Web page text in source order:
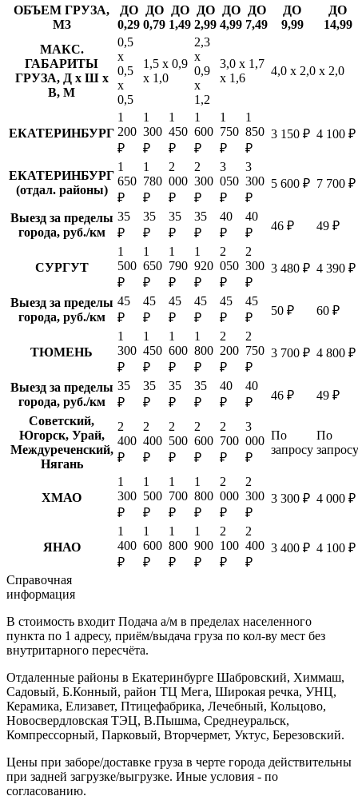
ОБЪЕМ ГРУЗА,
М3
ДО
0,29
ДО
0,79
ДО
1,49
ДО
2,99
ДО
4,99
ДО
7,49
ДО
9,99
ДО
14,99
МАКС.
ГАБАРИТЫ
ГРУЗА, Д х Ш х
В, М
0,5
х
0,5
х
0,5
1,5 х 0,9
х 1,0
2,3
х
0,9
х
1,2
3,0 х 1,7
х 1,6
4,0 х 2,0 х 2,0
ЕКАТЕРИНБУРГ
1
200
₽
1
300
₽
1
450
₽
1
600
₽
1
750
₽
1
850
₽
3 150 ₽ 4 100 ₽
ЕКАТЕРИНБУРГ
(отдал. районы)
1
650
₽
1
780
₽
2
000
₽
2
300
₽
3
050
₽
3
300
₽
5 600 ₽ 7 700 ₽
Выезд за пределы
города, руб./км
35
₽
35
₽
35
₽
35
₽
40
₽
40
₽
46 ₽ 49 ₽
СУРГУТ
1
500
₽
1
650
₽
1
790
₽
1
920
₽
2
050
₽
2
300
₽
3 480 ₽ 4 390 ₽
Выезд за пределы
города, руб./км
45
₽
45
₽
45
₽
45
₽
45
₽
45
₽
50 ₽ 60 ₽
ТЮМЕНЬ
1
300
₽
1
450
₽
1
600
₽
1
800
₽
2
200
₽
2
750
₽
3 700 ₽ 4 800 ₽
Выезд за пределы
города, руб./км
35
₽
35
₽
35
₽
35
₽
40
₽
40
₽
46 ₽
49 ₽
Советский,
Югорск, Урай,
Междуреченский,
Нягань
2
400
₽
2
400
₽
2
500
₽
2
600
₽
2
700
₽
3
000
₽
По
запросу
По
запросу
ХМАО
1
300
₽
1
500
₽
1
700
₽
1
800
₽
2
000
₽
2
300
₽
3 300 ₽ 4 000 ₽
ЯНАО
1
400
₽
1
600
₽
1
800
₽
1
900
₽
2
100
₽
2
400
₽
3 400 ₽ 4 100 ₽
Справочная
информация
В стоимость входит Подача а/м в пределах населенного
пункта по 1 адресу, приём/выдача груза по кол-ву мест без
внутритарного пересчёта.
Отдаленные районы в Екатеринбурге Шабровский, Химмаш,
Садовый, Б.Конный, район ТЦ Мега, Широкая речка, УНЦ,
Керамика, Елизавет, Птицефабрика, Лечебный, Кольцово,
Новосвердловская ТЭЦ, В.Пышма, Среднеуральск,
Компрессорный, Парковый, Вторчермет, Уктус, Березовский.
Цены при заборе/доставке груза в черте города действительны
при задней загрузке/выгрузке. Иные условия - по
согласованию.